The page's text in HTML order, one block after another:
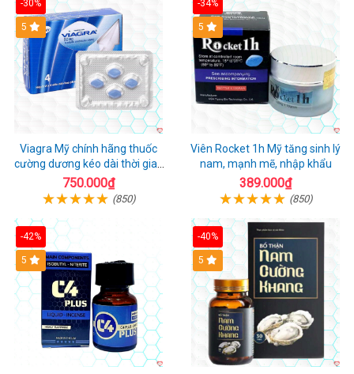
-30%
5
Viagra Mỹ chính hãng thuốc
cường dương kéo dài thời gian
cho Nam nhập khẩu chính ngạch
750.000₫
(850)
-34%
5
Viên Rocket 1h Mỹ tăng sinh lý
nam, mạnh mẽ, nhập khẩu
389.000₫
(850)
-42%
5
-40%
5